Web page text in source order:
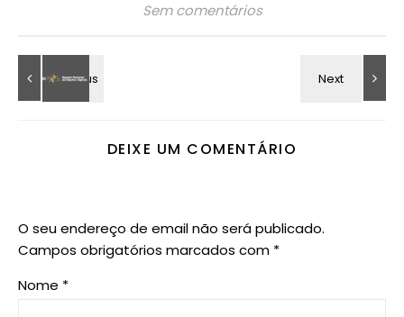
Sem comentários
DEIXE UM COMENTÁRIO
O seu endereço de email não será publicado.
Campos obrigatórios marcados com *
Nome *